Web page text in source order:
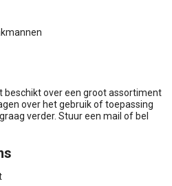
beschikt over een groot assortiment
over het gebruik of toepassing
verder. Stuur een mail of bel